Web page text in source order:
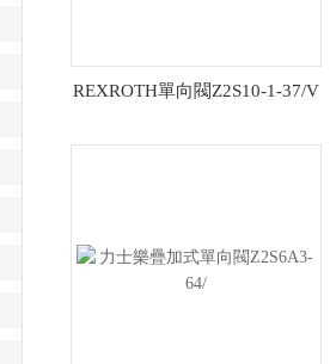
REXROTH單向閥Z2S10-1-37/V